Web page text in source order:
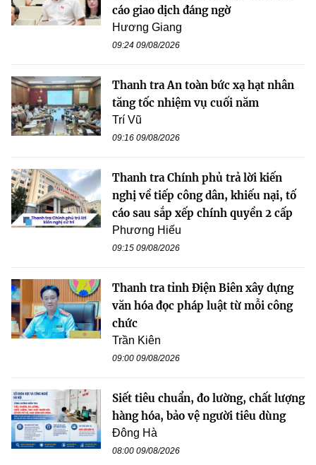
cáo giao dịch đáng ngờ
Hương Giang
09:24 09/08/2026
Thanh tra An toàn bức xạ hạt nhân
tăng tốc nhiệm vụ cuối năm
Trí Vũ
09:16 09/08/2026
Thanh tra Chính phủ trả lời kiến
nghị về tiếp công dân, khiếu nại, tố
cáo sau sắp xếp chính quyền 2 cấp
Phương Hiếu
09:15 09/08/2026
Thanh tra tỉnh Điện Biên xây dựng
văn hóa đọc pháp luật từ mỗi công
chức
Trần Kiên
09:00 09/08/2026
Siết tiêu chuẩn, đo lường, chất lượng
hàng hóa, bảo vệ người tiêu dùng
Đông Hà
08:00 09/08/2026